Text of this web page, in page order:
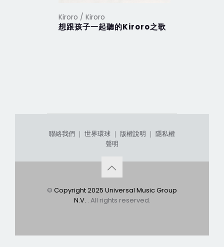
Kiroro / Kiroro
想跟孩子一起聽的Kiroro之歌
聯絡我們 ｜ 世界環球 ｜ 版權說明 ｜ 隱私權
聲明
© Copyright 2025 Universal Music Group
N.V. . All rights reserved.